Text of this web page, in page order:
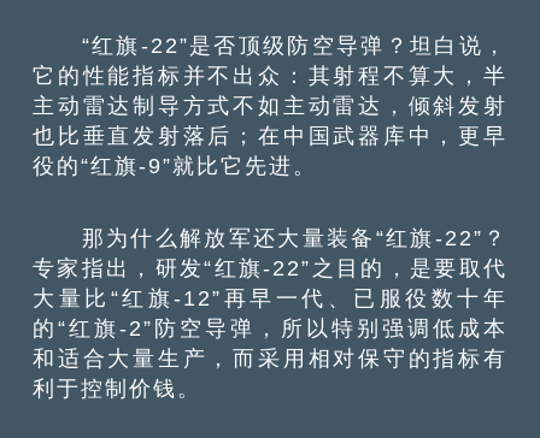
“红旗-22”是否顶级防空导弹？坦白说，
它的性能指标并不出众：其射程不算大，半
主动雷达制导方式不如主动雷达，倾斜发射
也比垂直发射落后；在中国武器库中，更早
役的“红旗-9”就比它先进。
那为什么解放军还大量装备“红旗-22”？
专家指出，研发“红旗-22”之目的，是要取代
大量比“红旗-12”再早一代、已服役数十年
的“红旗-2”防空导弹，所以特别强调低成本
和适合大量生产，而采用相对保守的指标有
利于控制价钱。